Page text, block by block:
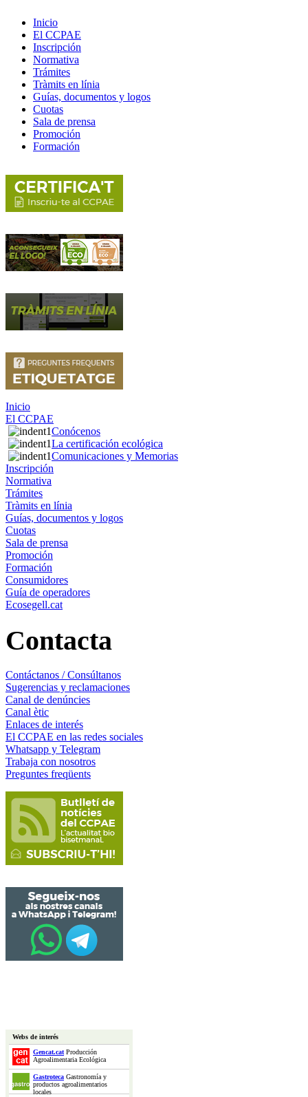
Inicio
El CCPAE
Inscripción
Normativa
Trámites
Tràmits en línia
Guías, documentos y logos
Cuotas
Sala de prensa
Promoción
Formación
Inicio
El CCPAE
Conócenos
La certificación ecológica
Comunicaciones y Memorias
Inscripción
Normativa
Trámites
Tràmits en línia
Guías, documentos y logos
Cuotas
Sala de prensa
Promoción
Formación
Consumidores
Guía de operadores
Ecosegell.cat
Contacta
Contáctanos / Consúltanos
Sugerencias y reclamaciones
Canal de denúncies
Canal ètic
Enlaces de interés
El CCPAE en las redes sociales
Whatsapp y Telegram
Trabaja con nosotros
Preguntes freqüents
Webs de interés
Gencat.catProducción
Agroalimentaria Ecológica
Gastroteca Gastronomía y
productos agroalimentarios
locales